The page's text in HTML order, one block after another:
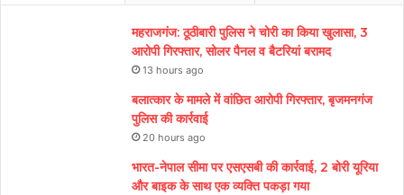
महराजगंज: ठूठीबारी पुलिस ने चोरी का किया खुलासा, 3
आरोपी गिरफ्तार, सोलर पैनल व बैटरियां बरामद
13 hours ago
बलात्कार के मामले में वांछित आरोपी गिरफ्तार, बृजमनगंज
पुलिस की कार्रवाई
20 hours ago
भारत-नेपाल सीमा पर एसएसबी की कार्रवाई, 2 बोरी यूरिया
और बाइक के साथ एक व्यक्ति पकड़ा गया